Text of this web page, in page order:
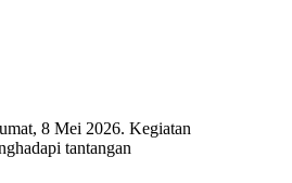
8 Mei 2026. Kegiatan
tantangan